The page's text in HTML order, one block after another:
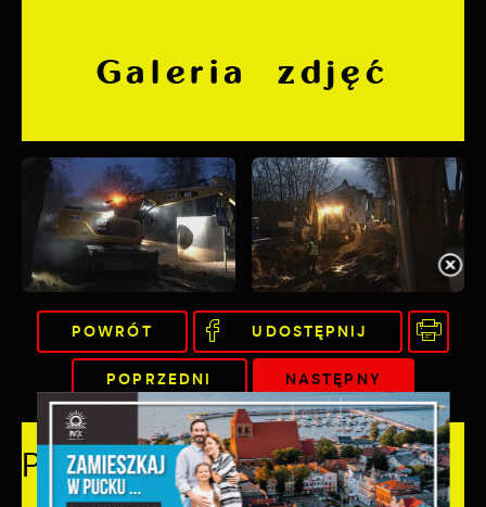
Galeria zdjęć
POWRÓT UDOSTĘPNIJ
POPRZEDNI NASTĘPNY
Pozostałe